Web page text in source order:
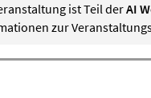
ist Teil derAI
zur